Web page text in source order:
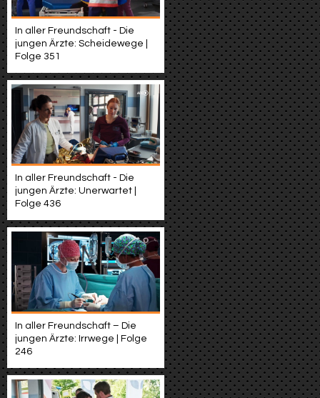
In aller Freundschaft - Die
jungen Ärzte: Scheidewege |
Folge 351
In aller Freundschaft - Die
jungen Ärzte: Unerwartet |
Folge 436
In aller Freundschaft – Die
jungen Ärzte: Irrwege | Folge
246